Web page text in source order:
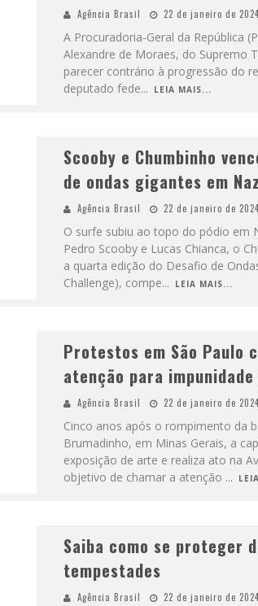
Agência Brasil 22 de janeiro de 2024
A Procuradoria-Geral da República
Alexandre de Moraes, do Supremo
parecer contrário à progressão do
deputado fede... LEIA MAIS...
Scooby e Chumbinho
de ondas gigantes em
Agência Brasil 22 de janeiro de 2024
O surfe subiu ao topo do pódio em
Pedro Scooby e Lucas Chianca, o
a quarta edição do Desafio de
Challenge), compe... LEIA MAIS...
Protestos em São Paulo
atenção para
Agência Brasil 22 de janeiro de 2024
Cinco anos após o rompimento da
Brumadinho, em Minas Gerais, a
exposição de arte e realiza ato na
objetivo de chamar a atenção ...
Saiba como se proteger
tempestades
Agência Brasil 22 de janeiro de 2024